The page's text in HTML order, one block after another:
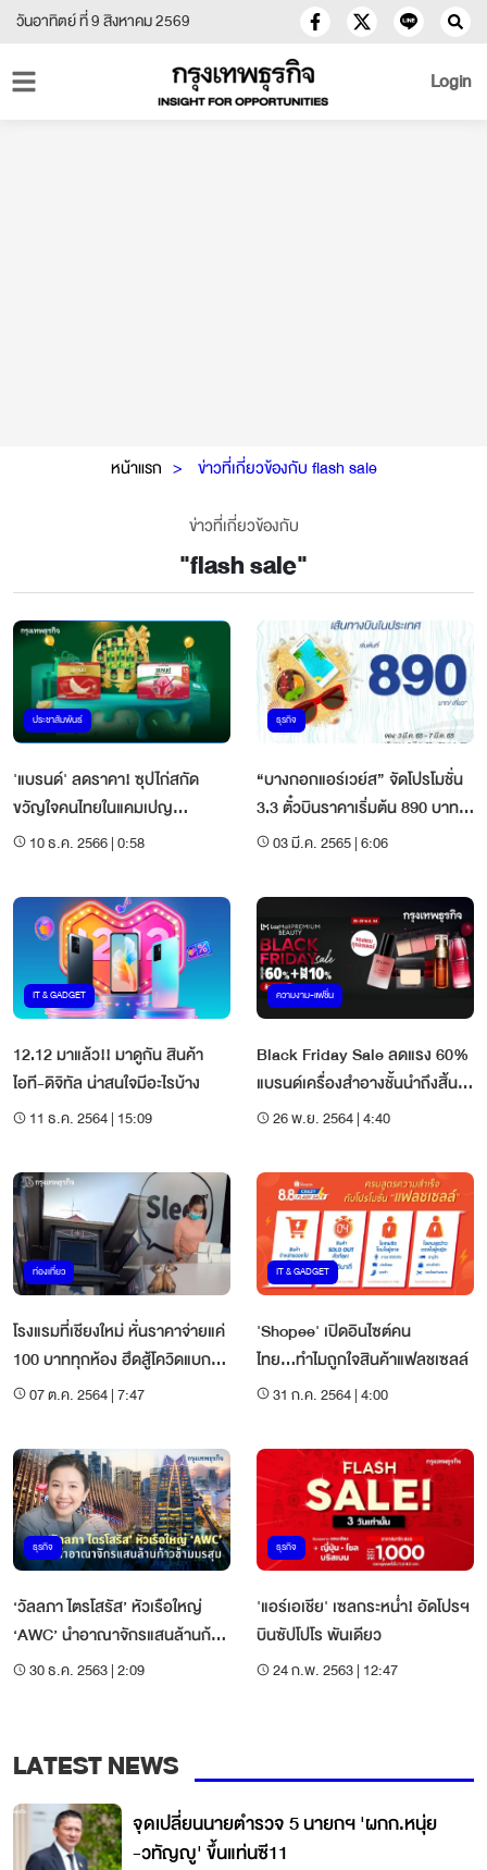
วันอาทิตย์ ที่ 9 สิงหาคม 2569
Login
หน้าแรก ข่าวที่เกี่ยวข้องกับ flash sale
ข่าวที่เกี่ยวข้องกับ
"flash sale"
ประชาสัมพันธ์
'แบรนด์' ลดราคา! ซุปไก่สกัด
ขวัญใจคนไทยในแคมเปญ
'Shopee 12.12 ลดใหญ่วันเกิด'
10 ธ.ค. 2566 | 0:58
ธุรกิจ
“บางกอกแอร์เวย์ส” จัดโปรโมชั่น
3.3 ตั๋วบินราคาเริ่มต้น 890 บาท
ต่อเที่ยว
03 มี.ค. 2565 | 6:06
IT & GADGET
12.12 มาแล้ว!! มาดูกัน สินค้า
ไอที-ดิจิทัล น่าสนใจมีอะไรบ้าง
11 ธ.ค. 2564 | 15:09
ความงาม-แฟชั่น
Black Friday Sale ลดแรง 60%
แบรนด์เครื่องสำอางชั้นนำถึงสิ้น
เดือนนี้เท่านั้น
26 พ.ย. 2564 | 4:40
ท่องเที่ยว
โรงแรมที่เชียงใหม่ หั่นราคาจ่ายแค่
100 บาททุกห้อง ฮึดสู้โควิดแบกค่า
ใช้จ่าย
07 ต.ค. 2564 | 7:47
IT & GADGET
'Shopee' เปิดอินไซต์คน
ไทย...ทำไมถูกใจสินค้าแฟลชเซลล์
31 ก.ค. 2564 | 4:00
ธุรกิจ
‘วัลลภา ไตรโสรัส’ หัวเรือใหญ่
‘AWC’ นำอาณาจักรแสนล้านก้าว
ข้ามมรสุม
30 ธ.ค. 2563 | 2:09
ธุรกิจ
'แอร์เอเชีย' เซลกระหน่ำ! อัดโปรฯ
บินซัปโปโร พันเดียว
24 ก.พ. 2563 | 12:47
LATEST NEWS
จุดเปลี่ยนนายตำรวจ 5 นายกฯ 'ผกก.หนุ่ย
-วทัญญู' ขึ้นแท่นซี11